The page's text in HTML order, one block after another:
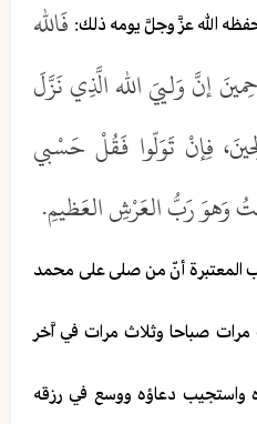
الله عزَّ وجلَّ يومه ذلك: فَالله
إنَّ وَلييَ الله الَّذِي نَزَّلَ
فِإنْ تَوَلّوا فَقُلْ حَسْبي
وَهوَ رَبُّ العَرْشِ العَظيمِ.
المعتبرة أنّ من صلى على محمد
صباحا وثلاث مرات في اَّخر
واستجيب دعاؤه ووسع في رزقه